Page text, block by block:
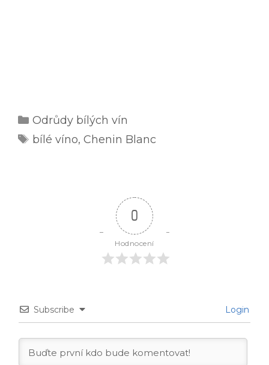
Rubriky
Odrůdy bílých vín
Štítky
bílé víno, Chenin Blanc
0
Hodnocení
Subscribe Login